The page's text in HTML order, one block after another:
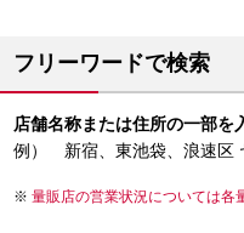
フリーワードで検索
店舗名称または住所の一部を
例） 新宿、東池袋、浪速区
量販店の営業状況については各